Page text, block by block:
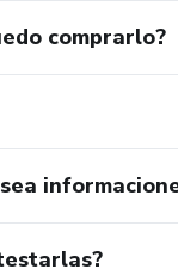
comprarlo?